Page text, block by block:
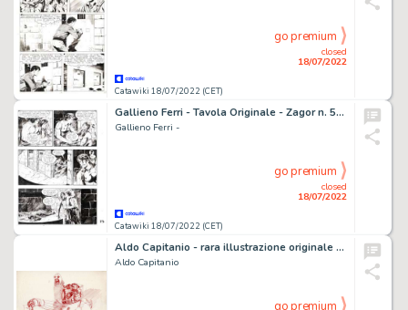
Catawiki 18/07/2022 (CET)
closed
18/07/2022
go premium
Gallieno Ferri - Tavola Originale - Zagor n. 520 - "Il signore delle tenebre" - (2008)
Gallieno Ferri -
Catawiki 18/07/2022 (CET)
closed
18/07/2022
go premium
Aldo Capitanio - rara illustrazione originale di fantascienza - cm 30x21
Aldo Capitanio